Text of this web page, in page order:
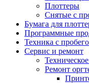
Плоттеры
Снятые с
Бумага для
Программные
Техника с
Сервис и ремонт
Ремонт